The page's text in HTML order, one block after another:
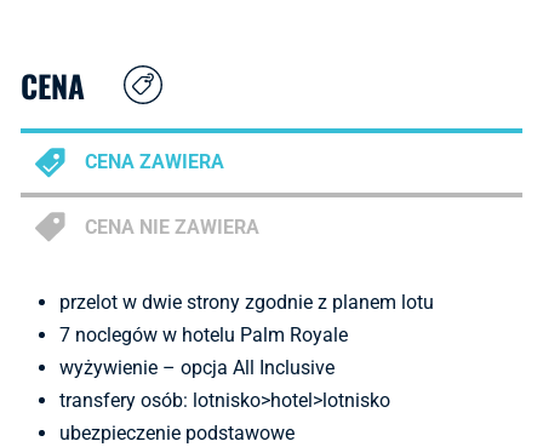
CENA
CENA ZAWIERA
CENA NIE ZAWIERA
przelot w dwie strony zgodnie z planem lotu
7 noclegów w hotelu Palm Royale
wyżywienie – opcja All Inclusive
transfery osób: lotnisko>hotel>lotnisko
ubezpieczenie podstawowe